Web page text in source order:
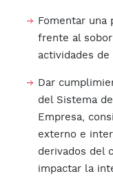
Fomentar una
frente al
actividades
Dar
del Sistema
Empresa,
externo e
derivados del
impactar la